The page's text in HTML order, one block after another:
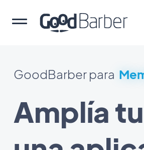
GoodBarber para
Amplía